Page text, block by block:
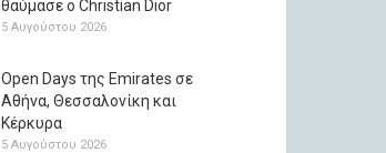
θαύμασε ο Christian Dior
5 Αυγούστου 2026
Open Days της Emirates σε
Αθήνα, Θεσσαλονίκη και
Κέρκυρα
5 Αυγούστου 2026